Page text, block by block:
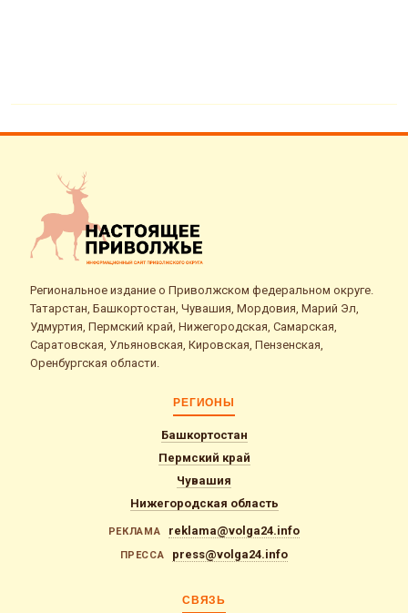
Региональное издание о Приволжском федеральном округе.
Татарстан, Башкортостан, Чувашия, Мордовия, Марий Эл,
Удмуртия, Пермский край, Нижегородская, Самарская,
Саратовская, Ульяновская, Кировская, Пензенская,
Оренбургская области.
РЕГИОНЫ
Башкортостан
Пермский край
Чувашия
Нижегородская область
РЕКЛАМА reklama@volga24.info
ПРЕССА press@volga24.info
СВЯЗЬ